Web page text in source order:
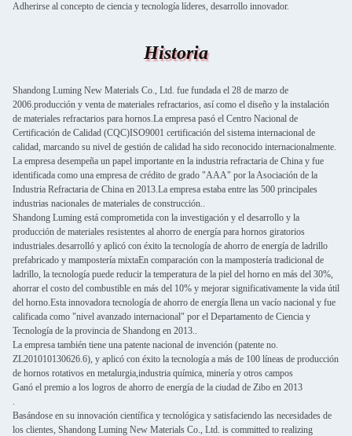
Adherirse al concepto de ciencia y tecnología líderes, desarrollo innovador.
Historia
Shandong Luming New Materials Co., Ltd. fue fundada el 28 de marzo de
2006.producción y venta de materiales refractarios, así como el diseño y la instalación
de materiales refractarios para hornos.La empresa pasó el Centro Nacional de
Certificación de Calidad (CQC)ISO9001 certificación del sistema internacional de
calidad, marcando su nivel de gestión de calidad ha sido reconocido internacionalmente.
La empresa desempeña un papel importante en la industria refractaria de China y fue
identificada como una empresa de crédito de grado "AAA" por la Asociación de la
Industria Refractaria de China en 2013.La empresa estaba entre las 500 principales
industrias nacionales de materiales de construcción..
Shandong Luming está comprometida con la investigación y el desarrollo y la
producción de materiales resistentes al ahorro de energía para hornos giratorios
industriales.desarrolló y aplicó con éxito la tecnología de ahorro de energía de ladrillo
prefabricado y mampostería mixtaEn comparación con la mampostería tradicional de
ladrillo, la tecnología puede reducir la temperatura de la piel del horno en más del 30%,
ahorrar el costo del combustible en más del 10% y mejorar significativamente la vida útil
del horno.Esta innovadora tecnología de ahorro de energía llena un vacío nacional y fue
calificada como "nivel avanzado internacional" por el Departamento de Ciencia y
Tecnología de la provincia de Shandong en 2013..
La empresa también tiene una patente nacional de invención (patente no.
ZL201010130626.6), y aplicó con éxito la tecnología a más de 100 líneas de producción
de hornos rotativos en metalurgia,industria química, minería y otros campos
Ganó el premio a los logros de ahorro de energía de la ciudad de Zibo en 2013
.
Basándose en su innovación científica y tecnológica y satisfaciendo las necesidades de
los clientes, Shandong Luming New Materials Co., Ltd. is committed to realizing